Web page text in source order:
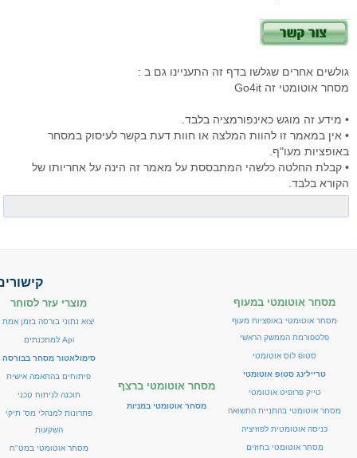
גולשים אחרים שגלשו בדף זה התעניינו גם ב :
מסחר אוטומטי זה Go4it
• מידע זה מוגש כאינפורמציה בלבד.
• אין במאמר זו להוות המלצה או חוות דעת בקשר לעיסוק במסחר
באופציות מעו"ף.
• קבלת החלטה כלשהי המתבססת על מאמר זה הינה על אחריותו של
הקורא בלבד.
מסחר אוטומטי במעוף
מסחר אוטומטי באופציות מעוף
פלטפורמת הממשק הראשי
סטופ לוס אוטומטי
טריילינג סטופ אוטומטי
טייק פרופיט אוטומטי
מסחר אוטומטי בהתניית התשואה
כניסה אוטומטית לפוזיציה
מסחר אוטומטי בחוזים
מסחר אוטומטי ברצף
מסחר אוטומטי במניות
מוצרי עזר לסוחר
יצוא נתוני בורסה בזמן אמת
Api למתכנתים
סימולאטור מסחר בבורסה
פיתוחים בהתאמה אישית
תוכנה לניתוח טכני
פתרונות למנהלי מס' תיקי
השקעות
מסחר אוטומטי במט"ח